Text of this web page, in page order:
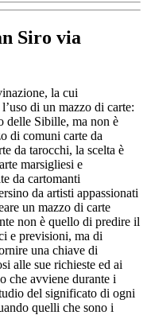
Siro via
la cui
di un mazzo di carte:
delle Sibille, ma non è
di comuni carte da
da tarocchi, la scelta è
marsigliesi e
da cartomanti
da artisti appassionati
un mazzo di carte
non è quello di predire il
e previsioni, ma di
una chiave di
alle sue richieste ed ai
che avviene durante i
del significato di ogni
quelli che sono i